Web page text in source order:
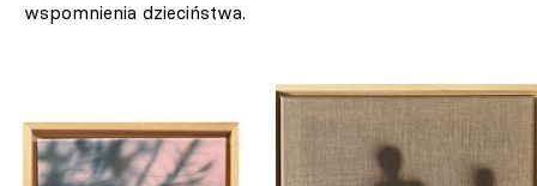
wspomnienia dzieciństwa.